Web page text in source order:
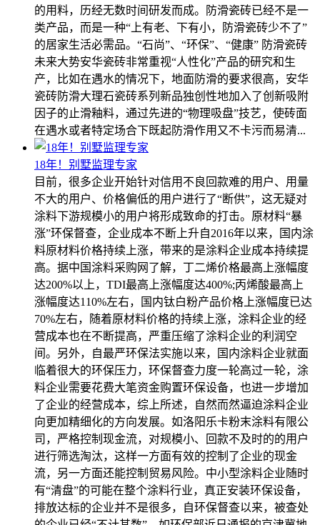
的用料，历经无数时间研发而成。防滑瓷砖已经不是一
类产品，而是一种“上有老、下有小，防滑瓷砖少不了”
的居家生活必需品。“石尚”、“环保”、“健康” 防滑瓷砖
未来大势安华瓷砖非常重视“人性化”产品的研究和生
产，比如在遇水的情况下，地面防滑的要求很高，安华
瓷砖防滑大理石瓷砖系列新品独创性地加入了创新吸附
因子的止滑釉料，通过先进的“物理吸盘”技艺，使砖面
在遇水或者特定场合下既起防滑作用又不卡污而易清...
18年！别墅监理专家
目前，很多企业开始针对信用不良回款难的用户、用量
不大的用户、价格偏低的用户进行了“断供”，这无疑对
涂料下游规模小的用户将形成致命的打击。原材料“暴
涨”环保督查，企业成本不断上升自2016年以来，国内涂
料原材料价格持续上涨，带来的是涂料企业成本持续提
高。据中国涂料采购网了解，丁二烯价格最高上涨幅度
达200%以上，TDI最高上涨幅度达400%;丙烯酸最高上
涨幅度达110%左右，国内钛白粉产品价格上涨幅度已达
70%左右，随着原材料价格的持续上涨，涂料企业的经
营成本也在不断提高，严重压缩了涂料企业的利润空
间。另外，自最严环保法实施以来，国内涂料企业就面
临着很大的环保压力，环保督查力度一轮高过一轮，涂
料企业需要花费大笔资金购置环保设备，也进一步增加
了企业的经营成本，综上所述，自然而然逼迫涂料企业
向更加精细化的方向发展。如洛阳乐卡粉末涂料有限公
司，严格控制现金流，对规模小、回款不及时的的用户
进行筛选淘汰，这样一方面有效的控制了企业的现金
流，另一方面还能控制贸易风险。中小型涂料企业随时
有“清盘”的可能在整个涂料行业，真正安装环保设备，
排放达标的企业并不是很多，自环保督查以来，被查处